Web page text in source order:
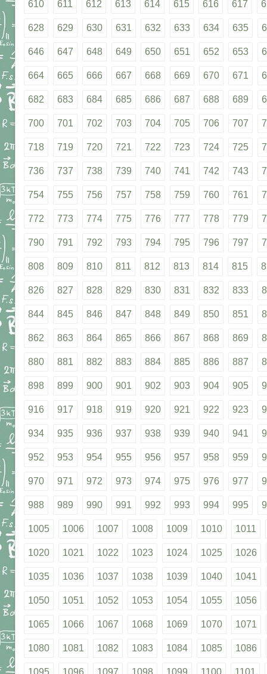
610 611 612 613 614 615 616 617
628 629 630 631 632 633 634 635
646 647 648 649 650 651 652 653
664 665 666 667 668 669 670 671
682 683 684 685 686 687 688 689
700 701 702 703 704 705 706 707
718 719 720 721 722 723 724 725
736 737 738 739 740 741 742 743
754 755 756 757 758 759 760 761
772 773 774 775 776 777 778 779
790 791 792 793 794 795 796 797
808 809 810 811 812 813 814 815
826 827 828 829 830 831 832 833
844 845 846 847 848 849 850 851
862 863 864 865 866 867 868 869
880 881 882 883 884 885 886 887
898 899 900 901 902 903 904 905
916 917 918 919 920 921 922 923
934 935 936 937 938 939 940 941
952 953 954 955 956 957 958 959
970 971 972 973 974 975 976 977
988 989 990 991 992 993 994 995
1005 1006 1007 1008 1009 1010 1011
1020 1021 1022 1023 1024 1025 1026
1035 1036 1037 1038 1039 1040 1041
1050 1051 1052 1053 1054 1055 1056
1065 1066 1067 1068 1069 1070 1071
1080 1081 1082 1083 1084 1085 1086
1095 1096 1097 1098 1099 1100 1101